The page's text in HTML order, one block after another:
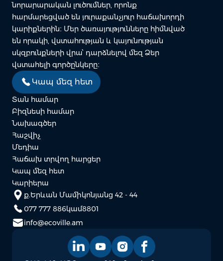
նորարարական լուծումներ, որոնք
հարմարեցված են յուրաքանչյուր հաճախորդի
կարիքներին։ Մեր ծառայությունները հիմնված
են որակի, վստահության և կայունության
սկզբունքների վրա՝ դարձնելով մեզ Ձեր
վստահելի գործընկերը։
Կապ մեզ հետ
Տան համար
Բիզնեսի համար
Նախագծեր
Հաշվիչ
Մեդիա
Հաճախ տրվող հարցեր
Կապ մեզ հետ
Կարիերա
ք.Երևան Մամիկոնյանց 42 - 44
077 777 886կամ8801
info@ecoville.am